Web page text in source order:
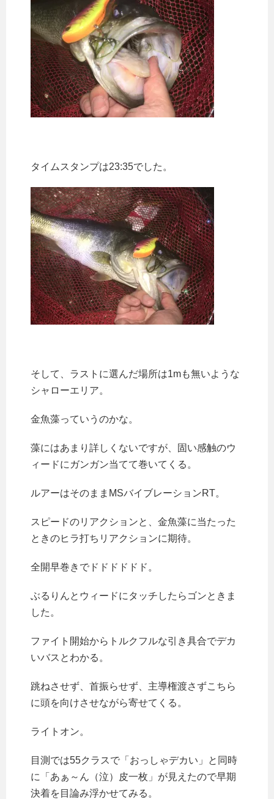
タイムスタンプは23:35でした。
そして、ラストに選んだ場所は1mも無いような
シャローエリア。
金魚藻っていうのかな。
藻にはあまり詳しくないですが、固い感触のウ
ィードにガンガン当てて巻いてくる。
ルアーはそのままMSバイブレーションRT。
スピードのリアクションと、金魚藻に当たった
ときのヒラ打ちリアクションに期待。
全開早巻きでドドドドドド。
ぶるりんとウィードにタッチしたらゴンときま
した。
ファイト開始からトルクフルな引き具合でデカ
いバスとわかる。
跳ねさせず、首振らせず、主導権渡さずこちら
に頭を向けさせながら寄せてくる。
ライトオン。
目測では55クラスで「おっしゃデカい」と同時
に「あぁ～ん（泣）皮一枚」が見えたので早期
決着を目論み浮かせてみる。